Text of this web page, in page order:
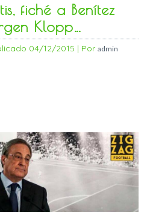
fiché a Benítez
Klopp…
04/12/2015 | Por admin